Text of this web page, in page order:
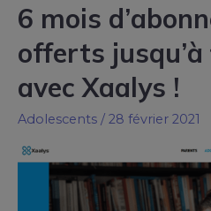
6 mois
offerts
avec Xaalys !
Adolescents / 28 février 2021